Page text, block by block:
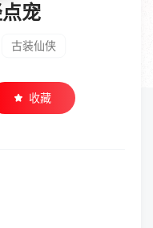
宠
古装仙侠
收藏